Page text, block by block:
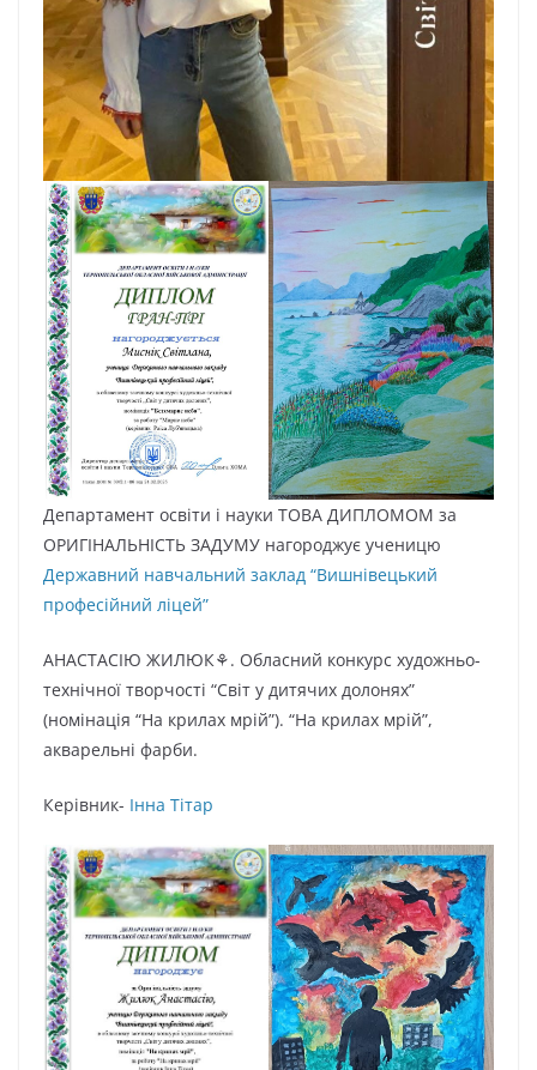
Департамент освіти і науки ТОВА ДИПЛОМОМ за
ОРИГІНАЛЬНІСТЬ ЗАДУМУ нагороджує ученицю
Державний навчальний заклад “Вишнівецький
професійний ліцей”
АНАСТАСІЮ ЖИЛЮК⚘️. Обласний конкурс художньо-
технічної творчості “Світ у дитячих долонях”
(номінація “На крилах мрій”). “На крилах мрій”,
акварельні фарби.
Керівник- Інна Тітар